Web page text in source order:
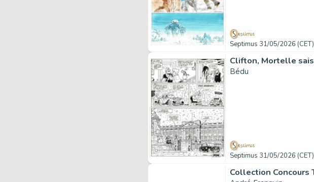
Septimus 31/05/2026 (CET)
Bédu
Septimus 31/05/2026 (CET)